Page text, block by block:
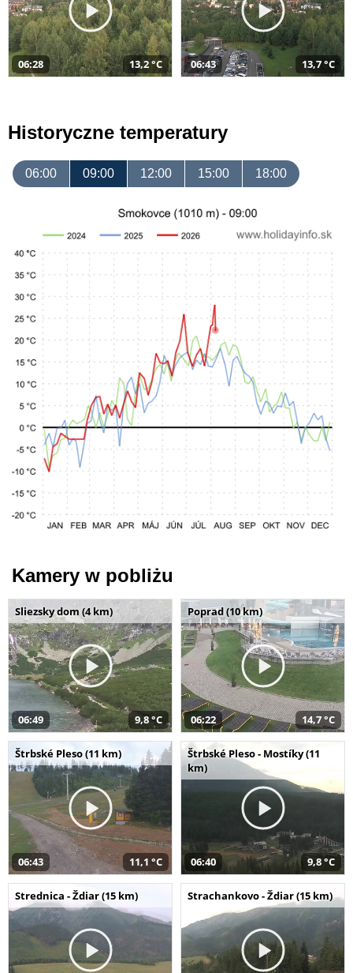
06:28 13,2 °C 06:43 13,7 °C
Historyczne temperatury
06:00 09:00 12:00 15:00 18:00
Kamery w pobliżu
Sliezsky dom (4 km)
06:49 9,8 °C
Poprad (10 km)
06:22 14,7 °C
Štrbské Pleso (11 km)
06:43 11,1 °C
Štrbské Pleso - Mostíky (11
km)
06:40 9,8 °C
Strednica - Ždiar (15 km) Strachankovo - Ždiar (15 km)